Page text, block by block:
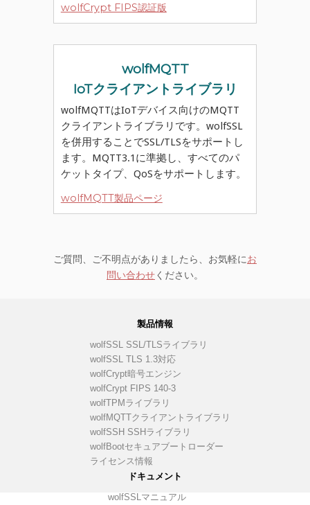
wolfCrypt FIPS認証版
wolfMQTT
IoTクライアントライブラリ
wolfMQTTはIoTデバイス向けのMQTT
クライアントライブラリです。wolfSSL
を併用することでSSL/TLSをサポートし
ます。MQTT3.1に準拠し、すべてのパ
ケットタイプ、QoSをサポートします。
wolfMQTT製品ページ
ご質問、ご不明点がありましたら、お気軽にお
問い合わせください。
製品情報
wolfSSL SSL/TLSライブラリ
wolfSSL TLS 1.3対応
wolfCrypt暗号エンジン
wolfCrypt FIPS 140-3
wolfTPMライブラリ
wolfMQTTクライアントライブラリ
wolfSSH SSHライブラリ
wolfBootセキュアブートローダー
ライセンス情報
ドキュメント
wolfSSLマニュアル